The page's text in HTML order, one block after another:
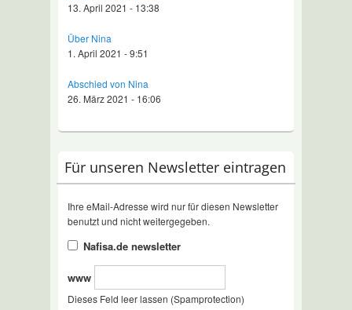
13. April 2021 - 13:38
Über Nina
1. April 2021 - 9:51
Abschied von Nina
26. März 2021 - 16:06
Für unseren Newsletter eintragen
Ihre eMail-Adresse wird nur für diesen Newsletter
benutzt und nicht weitergegeben.
Nafisa.de newsletter
www
Dieses Feld leer lassen (Spamprotection)